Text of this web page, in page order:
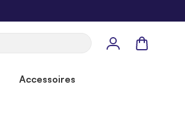
Panier
Accessoires